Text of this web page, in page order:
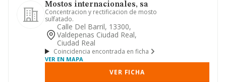
Mostos internacionales, sa
Concentracion y rectificacion de mosto
sulfatado.
Calle Del Barril, 13300,
Valdepenas Ciudad Real,
Ciudad Real
Coincidencia encontrada en ficha
VER EN MAPA
VER FICHA